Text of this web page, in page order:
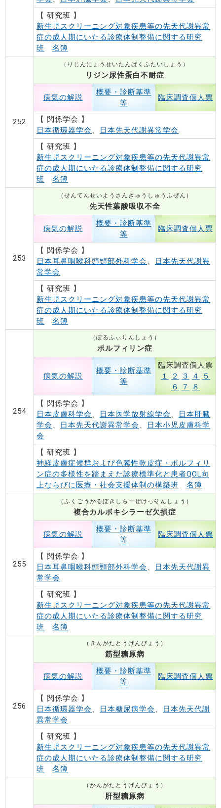
【 研究班 】
新生児スクリーニング対象疾患等の先天代謝異常
症の成人期にいたる診療体制整備に関する研究
班
名簿
252
（りじんにょうせいたんぱくふたいしょう）
リジン尿性蛋白不耐症
病気の解説
概要・診断基準
等
臨床調査個人票
【 関係学会 】
日本循環器学会 、
日本先天代謝異常学会
【 研究班 】
新生児スクリーニング対象疾患等の先天代謝異常
症の成人期にいたる診療体制整備に関する研究
班
名簿
253
（せんてんせいようさんきゅうしゅうふぜん）
先天性葉酸吸収不全
病気の解説
概要・診断基準
等
臨床調査個人票
【 関係学会 】
日本耳鼻咽喉科頭頸部外科学会 、
日本先天代謝異
常学会
【 研究班 】
新生児スクリーニング対象疾患等の先天代謝異常
症の成人期にいたる診療体制整備に関する研究
班
名簿
254
（ぽるふぃりんしょう）
ポルフィリン症
病気の解説
概要・診断基準
等
臨床調査個人票
１
２ ３ ４
５
６
７
８
【 関係学会 】
日本皮膚科学会 、 日本医学放射線学会 、
日本肝臓
学会 、 日本先天代謝異常学会 、
日本小児皮膚科学
会
【 研究班 】
神経皮膚症候群および色素性乾皮症・ポルフィリ
ン症の多様性を踏まえた診療標準化と患者QOL向
上ならびに医療・社会支援体制の構築班
名簿
255
（ふくごうかるぼきしらーぜけっそんしょう）
複合カルボキシラーゼ欠損症
病気の解説
概要・診断基準
等
臨床調査個人票
【 関係学会 】
日本耳鼻咽喉科頭頸部外科学会 、
日本先天代謝異
常学会
【 研究班 】
新生児スクリーニング対象疾患等の先天代謝異常
症の成人期にいたる診療体制整備に関する研究
班
名簿
256
（きんがたとうげんびょう）
筋型糖原病
病気の解説
概要・診断基準
等
臨床調査個人票
【 関係学会 】
日本循環器学会 、 日本糖尿病学会 、
日本先天代謝
異常学会
【 研究班 】
新生児スクリーニング対象疾患等の先天代謝異常
症の成人期にいたる診療体制整備に関する研究
班
名簿
（かんがたとうげんびょう）
肝型糖原病